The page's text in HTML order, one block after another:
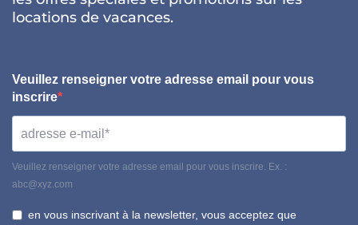
locations de vacances.
Veuillez renseigner votre adresse email pour vous
inscrire
Veuillez renseigner votre adresse email pour vous inscrire. Ex. :
abc@xyz.com
en vous inscrivant à la newsletter, vous acceptez que